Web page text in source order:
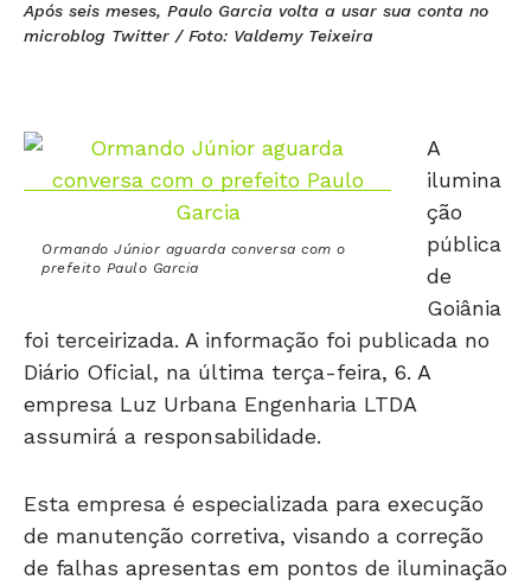
Após seis meses, Paulo Garcia volta a usar sua conta no
microblog Twitter / Foto: Valdemy Teixeira
Ormando Júnior aguarda conversa com o
prefeito Paulo Garcia
A
ilumina
ção
pública
de
Goiânia
foi terceirizada. A informação foi publicada no
Diário Oficial, na última terça-feira, 6. A
empresa Luz Urbana Engenharia LTDA
assumirá a responsabilidade.
Esta empresa é especializada para execução
de manutenção corretiva, visando a correção
de falhas apresentas em pontos de iluminação